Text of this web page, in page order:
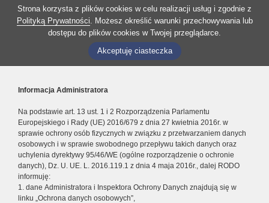
Strona korzysta z plików cookies w celu realizacji usług i zgodnie z
Polityką Prywatności. Możesz określić warunki przechowywania lub
dostępu do plików cookies w Twojej przeglądarce.
Akceptuję ciasteczka
Informacja Administratora
Na podstawie art. 13 ust. 1 i 2 Rozporządzenia Parlamentu
Europejskiego i Rady (UE) 2016/679 z dnia 27 kwietnia 2016r. w
sprawie ochrony osób fizycznych w związku z przetwarzaniem danych
osobowych i w sprawie swobodnego przepływu takich danych oraz
uchylenia dyrektywy 95/46/WE (ogólne rozporządzenie o ochronie
danych), Dz. U. UE. L. 2016.119.1 z dnia 4 maja 2016r., dalej RODO
informuję:
1. dane Administratora i Inspektora Ochrony Danych znajdują się w
linku „Ochrona danych osobowych”,